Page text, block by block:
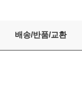
: 블루레이
배송/반품/교환